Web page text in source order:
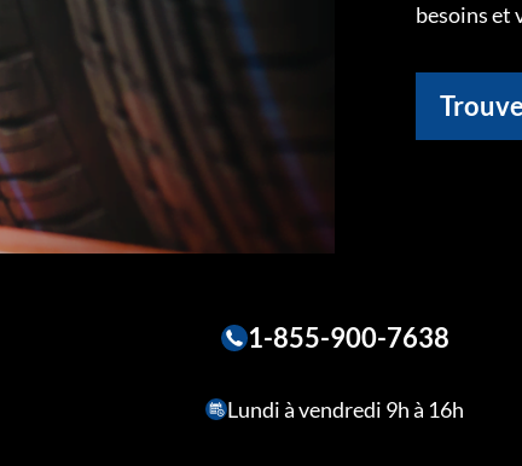
besoins et
1-855-900-7638
Lundi à vendredi 9h à 16h